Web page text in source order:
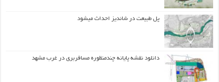
پل طبیعت در شاندیز احداث میشود
دانلود نقشه پایانه چندمنظوره مسافربری در غرب مشهد